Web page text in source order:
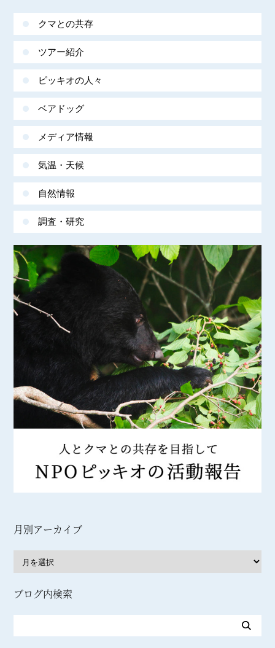
クマとの共存
ツアー紹介
ピッキオの人々
ベアドッグ
メディア情報
気温・天候
自然情報
調査・研究
月別アーカイブ
ブログ内検索